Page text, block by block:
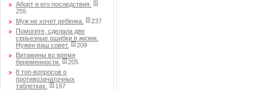
Аборт и его последствия.
255
Муж не хочет ребенка.
237
Помогите, сделала две
серьезные ошибки в жизни.
Нужен ваш совет.
209
Витамины во время
беременности.
205
8 топ-вопросов о
противозачаточных
таблетках.
197